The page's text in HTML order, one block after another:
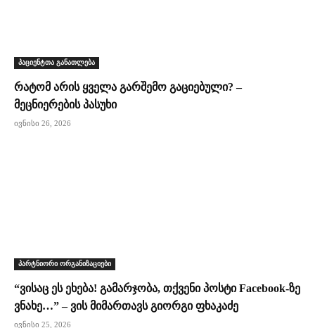
პაციენტთა განათლება
რატომ არის ყველა გარშემო გაციებული? –
მეცნიერების პასუხი
ივნისი 26, 2026
პარტნიორი ორგანიზაციები
“ვისაც ეს ეხება! გამარჯობა, თქვენი პოსტი Facebook-ზე
ვნახე…” – ვის მიმართავს გიორგი ფხაკაძე
ივნისი 25, 2026